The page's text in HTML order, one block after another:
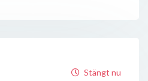
Stängt nu